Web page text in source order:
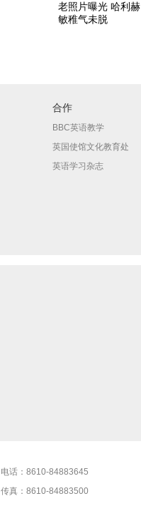
老照片曝光 哈利赫
敏稚气未脱
合作
BBC英语教学
英国使馆文化教育处
英语学习杂志
电话：8610-84883645
传真：8610-84883500